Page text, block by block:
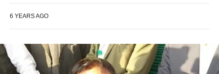
6 YEARS AGO